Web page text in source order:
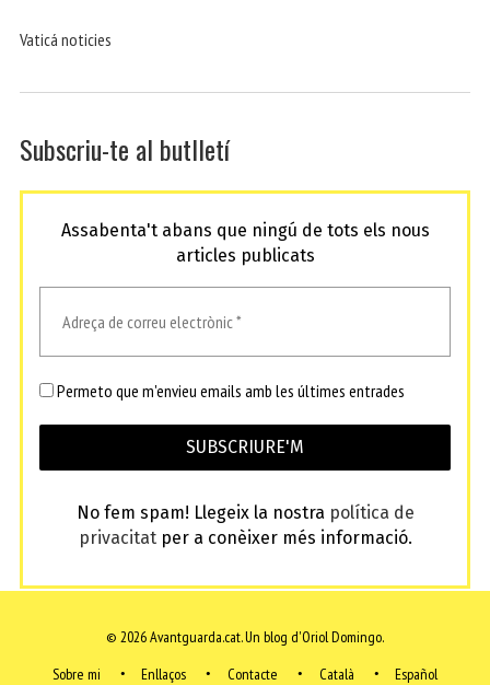
Vaticá noticies
Subscriu-te al butlletí
Assabenta't abans que ningú de tots els nous
articles publicats
Permeto que m'envieu emails amb les últimes entrades
No fem spam! Llegeix la nostra política de
privacitatper a conèixer més informació.
© 2026 Avantguarda.cat.Un blog d'Oriol Domingo.
Sobre mi
Enllaços Contacte Català Español